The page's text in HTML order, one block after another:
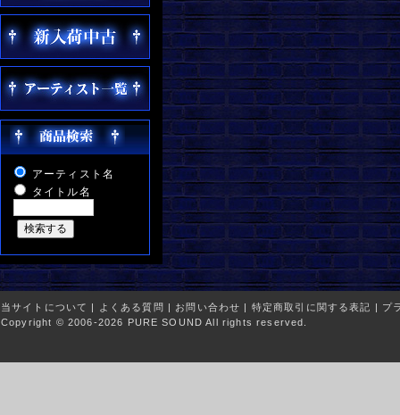
アーティスト名
タイトル名
当サイトについて | よくある質問 | お問い合わせ | 特定商取引に関する表記 | プ
Copyright © 2006-2026 PURE SOUND All rights reserved.